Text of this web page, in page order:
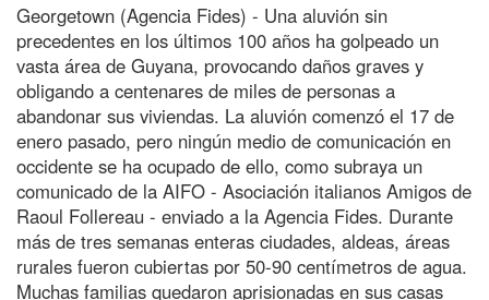
Georgetown (Agencia Fides) - Una aluvión sin
precedentes en los últimos 100 años ha golpeado un
vasta área de Guyana, provocando daños graves y
obligando a centenares de miles de personas a
abandonar sus viviendas. La aluvión comenzó el 17 de
enero pasado, pero ningún medio de comunicación en
occidente se ha ocupado de ello, como subraya un
comunicado de la AIFO - Asociación italianos Amigos de
Raoul Follereau - enviado a la Agencia Fides. Durante
más de tres semanas enteras ciudades, aldeas, áreas
rurales fueron cubiertas por 50-90 centímetros de agua.
Muchas familias quedaron aprisionadas en sus casas